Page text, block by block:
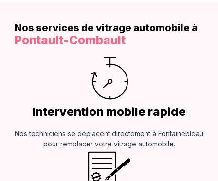
Nos services de vitrage automobile à​
Pontault-Combault
Intervention mobile rapide
Nos techniciens se déplacent directement à Fontainebleau
pour remplacer votre vitrage automobile.